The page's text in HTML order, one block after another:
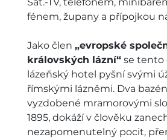
Sat.-TV, telefonem,
fénem, župany a přípojkou
Jako člen „evropské
královských lázní“ se tento
lázeňský hotel pyšní svými
římskými lázněmi. Dva
vyzdobené mramorovými
1895, dokáží v člověku
nezapomenutelný pocit,